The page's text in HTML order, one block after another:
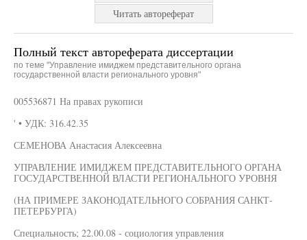
Читать автореферат
Полный текст автореферата диссертации
по теме "Управление имиджем представительного органа
государственной власти регионального уровня"
005536871 На правах рукописи
' • УДК: 316.42.35
СЕМЕНОВА Анастасия Алексеевна
УПРАВЛЕНИЕ ИМИДЖЕМ ПРЕДСТАВИТЕЛЬНОГО ОРГАНА
ГОСУДАРСТВЕННОЙ ВЛАСТИ РЕГИОНАЛЬНОГО УРОВНЯ
(НА ПРИМЕРЕ ЗАКОНОДАТЕЛЬНОГО СОБРАНИЯ САНКТ-
ПЕТЕРБУРГА)
Специальность; 22.00.08 - социология управления